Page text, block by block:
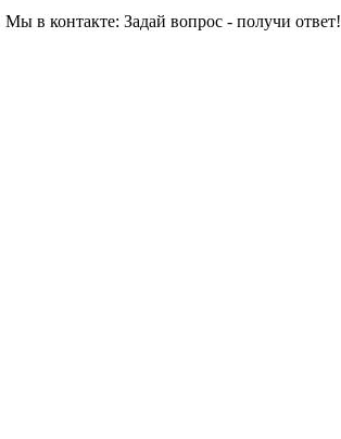
Мы в контакте: Задай вопрос - получи ответ!